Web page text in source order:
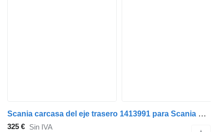
Scania carcasa del eje trasero 1413991 para Scania P94 cabeza tractora
325 € Sin IVA